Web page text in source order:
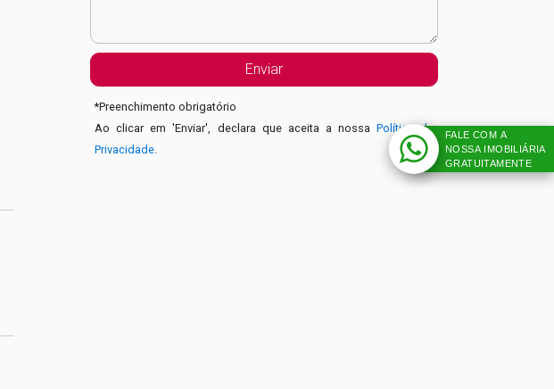
*Preenchimento obrigatório
Ao clicar em 'Enviar', declara que aceita a nossaPolítica de
Privacidade.
FALE COM A
NOSSA IMOBILIÁRIA
GRATUITAMENTE